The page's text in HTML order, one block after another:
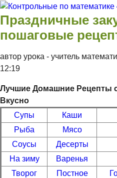
Перейти к основному
Контрольные
по
5 6 класс
Праздничные
пошаговые
автор урока - учитель
12:19
Лучшие Домашние Рецепты
Вкусно
Супы
Каши
Рыба
Мясо
Соусы
Десерты
На зиму
Варенья
Творог
Постное